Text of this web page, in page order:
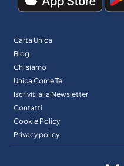
Carta Unica
Blog
Chi siamo
Unica Come Te
Iscriviti alla Newsletter
Contatti
Cookie Policy
Privacy policy